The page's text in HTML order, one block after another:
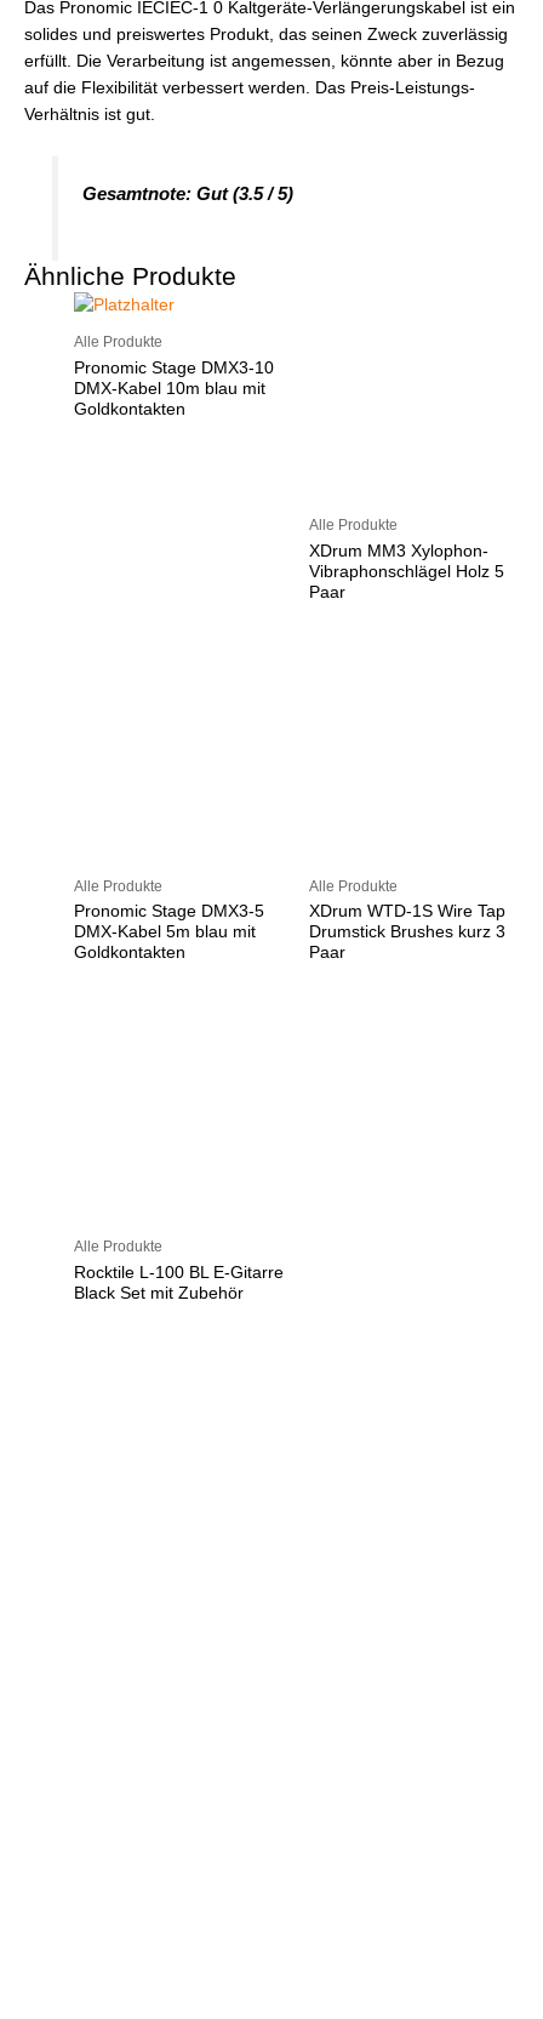
Das Pronomic IECIEC-1 0 Kaltgeräte-Verlängerungskabel ist ein
solides und preiswertes Produkt, das seinen Zweck zuverlässig
erfüllt. Die Verarbeitung ist angemessen, könnte aber in Bezug
auf die Flexibilität verbessert werden. Das Preis-Leistungs-
Verhältnis ist gut.
Gesamtnote: Gut (3.5 / 5)
Ähnliche Produkte
Alle Produkte
Pronomic Stage DMX3-10
DMX-Kabel 10m blau mit
Goldkontakten
Alle Produkte
XDrum MM3 Xylophon-
Vibraphonschlägel Holz 5
Paar
Alle Produkte
Pronomic Stage DMX3-5
DMX-Kabel 5m blau mit
Goldkontakten
Alle Produkte
XDrum WTD-1S Wire Tap
Drumstick Brushes kurz 3
Paar
Alle Produkte
Rocktile L-100 BL E-Gitarre
Black Set mit Zubehör